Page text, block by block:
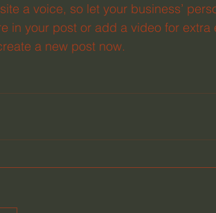
a voice, so let your business’
in your post or add a video for
a new post now.